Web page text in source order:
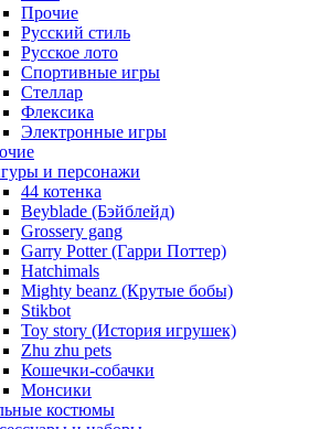
Прочие
Русский стиль
Русское лото
Спортивные игры
Стеллар
Флексика
Электронные игры
и персонажи
44 котенка
Beyblade (Бэйблейд)
Grossery gang
Garry Potter (Гарри Поттер)
Hatchimals
Mighty beanz (Крутые бобы)
Stikbot
Toy story (История игрушек)
Zhu zhu pets
Кошечки-собачки
Монсики
костюмы